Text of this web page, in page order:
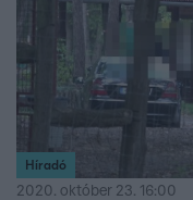
Híradó
2020. október 23. 16:00